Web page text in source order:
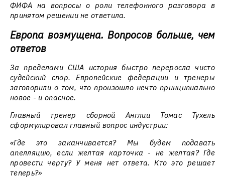
ФИФА на вопросы о роли телефонного разговора в
принятом решении не ответила.
Европа возмущена. Вопросов больше, чем
ответов
За пределами США история быстро переросла чисто
судейский спор. Европейские федерации и тренеры
заговорили о том, что произошло нечто принципиально
новое - и опасное.
Главный тренер сборной Англии Томас Тухель
сформулировал главный вопрос индустрии:
«Где это заканчивается? Мы будем подавать
апелляцию, если желтая карточка - не желтая? Где
провести черту? У меня нет ответа. Кто это решает
теперь?»